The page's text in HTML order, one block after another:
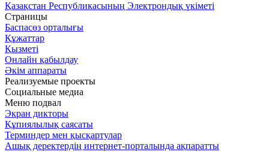
Қазақстан Республикасының Электрондық үкіметі
Страницы
Баспасөз орталығы
Құжаттар
Қызметі
Онлайн қабылдау
Әкім аппараты
Реализуемые проекты
Социальные медиа
Меню подвал
Экран дикторы
Құпиялылық саясаты
Терминдер мен қысқартулар
Ашық деректердің интернет-порталында ақпаратты